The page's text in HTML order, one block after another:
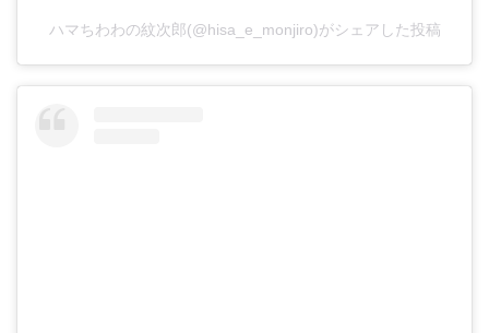
ハマちわわの紋次郎(@hisa_e_monjiro)がシェアした投稿